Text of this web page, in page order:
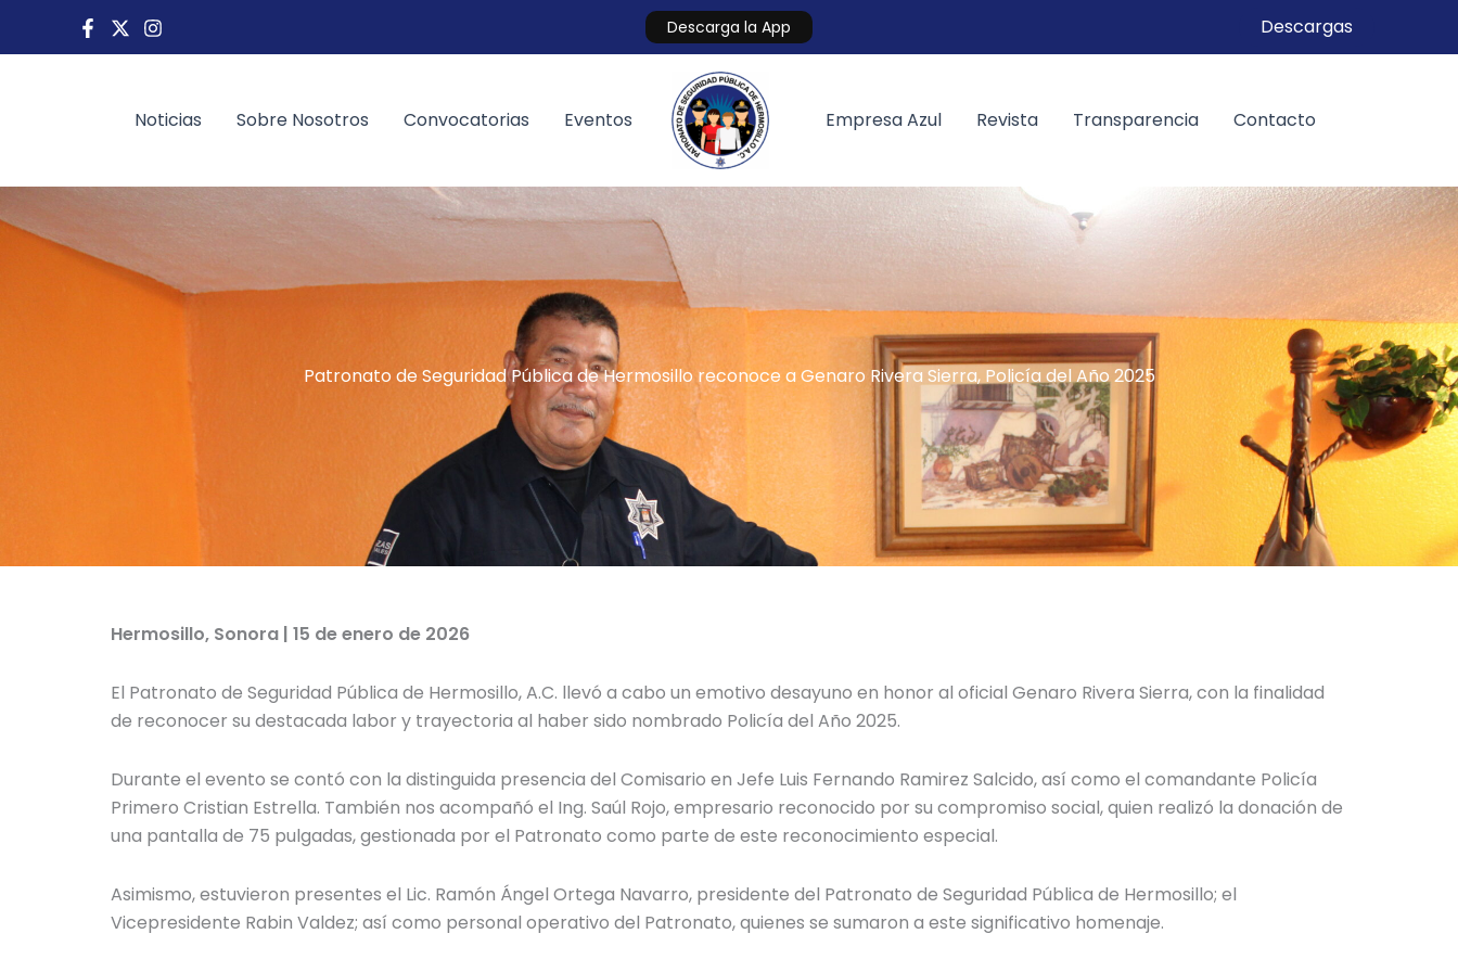
Descarga la App Descargas
Noticias Sobre Nosotros Convocatorias Eventos Empresa Azul Revista Transparencia Contacto
Patronato de Seguridad Pública de Hermosillo reconoce a Genaro Rivera Sierra, Policía del Año 2025
Hermosillo, Sonora | 15 de enero de 2026
El Patronato de Seguridad Pública de Hermosillo, A.C. llevó a cabo un emotivo desayuno en honor al oficial Genaro Rivera Sierra, con la finalidad
de reconocer su destacada labor y trayectoria al haber sido nombrado Policía del Año 2025.
Durante el evento se contó con la distinguida presencia del Comisario en Jefe Luis Fernando Ramirez Salcido, así como el comandante Policía
Primero Cristian Estrella. También nos acompañó el Ing. Saúl Rojo, empresario reconocido por su compromiso social, quien realizó la donación de
una pantalla de 75 pulgadas, gestionada por el Patronato como parte de este reconocimiento especial.
Asimismo, estuvieron presentes el Lic. Ramón Ángel Ortega Navarro, presidente del Patronato de Seguridad Pública de Hermosillo; el
Vicepresidente Rabin Valdez; así como personal operativo del Patronato, quienes se sumaron a este significativo homenaje.